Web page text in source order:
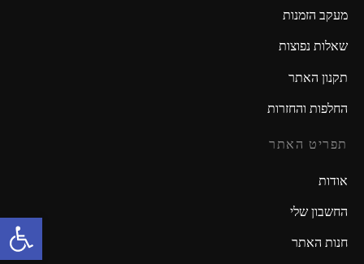
פתח סרגל נגישות
מעקב הזמנות
שאלות נפוצות
תקנון האתר
החלפות והחזרות
תפריט האתר
אודות
החשבון שלי
חנות האתר